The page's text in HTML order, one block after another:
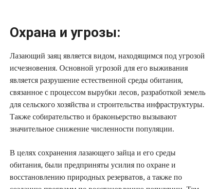
Охрана и угрозы:
Лазающий заяц является видом, находящимся под угрозой
исчезновения. Основной угрозой для его выживания
является разрушение естественной среды обитания,
связанное с процессом вырубки лесов, разработкой земель
для сельского хозяйства и строительства инфраструктуры.
Также собирательство и браконьерство вызывают
значительное снижение численности популяции.
В целях сохранения лазающего зайца и его среды
обитания, были предприняты усилия по охране и
восстановлению природных резерватов, а также по